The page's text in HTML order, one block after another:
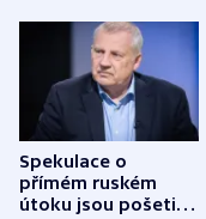
Spekulace o
přímém ruském
útoku jsou pošetilé,